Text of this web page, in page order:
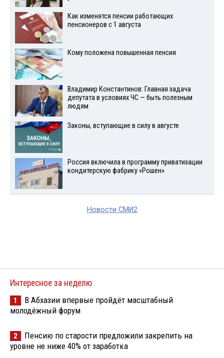
Как изменятся пенсии работающих
пенсионеров с 1 августа
Кому положена повышенная пенсия
Владимир Константинов: Главная задача
депутата в условиях ЧС — быть полезным
людям
Законы, вступающие в силу в августе
Россия включила в программу приватизации
кондитерскую фабрику «Рошен»
Новости СМИ2
Интересное за неделю
1
В Абхазии впервые пройдёт масштабный
молодёжный форум
2
Пенсию по старости предложили закрепить на
уровне не ниже 40% от заработка